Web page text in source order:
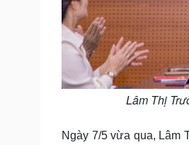
Lâm Thị
Ngày 7/5 vừa qua, Lâm